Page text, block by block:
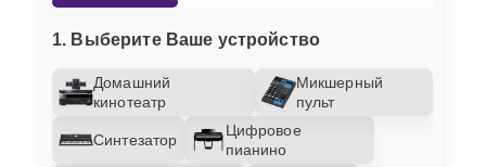
1. Выберите Ваше устройство
Домашний
кинотеатр
Микшерный
пульт
Синтезатор
Цифровое
пианино